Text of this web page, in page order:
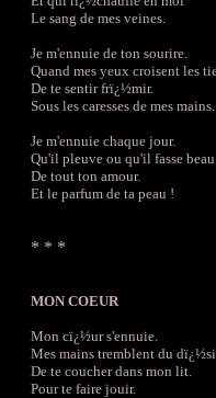
Le sang de mes veines.
Je m'ennuie de ton sourire.
Quand mes yeux croisent les
De te sentir frï¿½mir.
Sous les caresses de mes mains.
Je m'ennuie chaque jour.
Qu'il pleuve ou qu'il fasse
De tout ton amour.
Et le parfum de ta peau !
* * *
MON COEUR
Mon cï¿½ur s'ennuie.
Mes mains tremblent du
De te coucher dans mon lit.
Pour te faire jouir.